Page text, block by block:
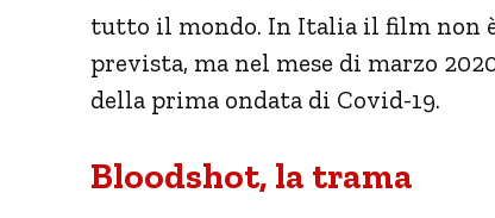
tutto il mondo. In Italia il film non
prevista, ma nel mese di marzo
della prima ondata di Covid-19.
Bloodshot, la trama